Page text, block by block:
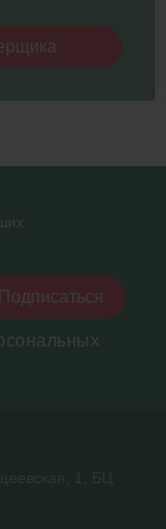
Подписаться